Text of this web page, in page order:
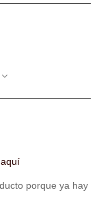
aquí
porque ya hay